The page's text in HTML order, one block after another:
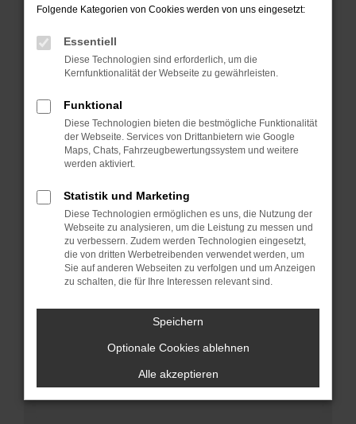
Prüfe deine Browsererweiterungen.
können das Laden bestimmter Seiten
verhindern. Funktioniert die Seite in einem
anderen Browser oder in einem privaten
Starte dein Gerät neu.
Das kann manchmal helfen, vorübergehende
Probleme zu beheben.
Betriebssystem auf dem neuesten Stand
sind.
Veraltete Software birgt nicht nur ein
Sicherheitsrisiko, sondern kann auch dazu
führen, dass bestimmte Funktionen nicht mehr
unterstützt werden.
Wende dich an den Webseitenbetreiber.
Wenn du alle oben genannten Schritte versucht
hast, kontaktiere uns bitte. Wir werden
versuchen, das Problem zu beheben. Du kannst
uns diesen Text schicken, um uns bei der
Folgende Kategorien von Cookies werden von uns eingesetzt:
Essentiell
Diese Technologien sind erforderlich, um die
Kernfunktionalität der Webseite zu gewährleisten.
Funktional
Diese Technologien bieten die bestmögliche Funktionalität
der Webseite. Services von Drittanbietern wie Google
Maps, Chats, Fahrzeugbewertungssystem und weitere
werden aktiviert.
Statistik und Marketing
Diese Technologien ermöglichen es uns, die Nutzung der
Webseite zu analysieren, um die Leistung zu messen und
zu verbessern. Zudem werden Technologien eingesetzt,
die von dritten Werbetreibenden verwendet werden, um
Sie auf anderen Webseiten zu verfolgen und um Anzeigen
zu schalten, die für Ihre Interessen relevant sind.
Speichern
Optionale Cookies ablehnen
Alle akzeptieren